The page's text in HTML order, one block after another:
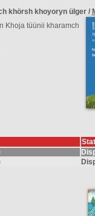
khörsh khoyoryn ülger/
Khoja tüünii kharamch